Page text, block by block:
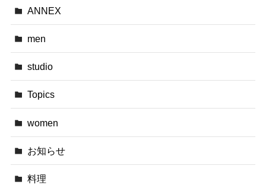
ANNEX
men
studio
Topics
women
お知らせ
料理